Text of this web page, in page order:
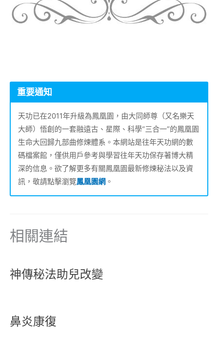
重要通知
天功已在2011年升級為鳳凰園，由大同師尊（又名樂天
大師）悟創的一套融遠古、星際、科學“三合一”的鳳凰園
生命大回歸九部曲修煉體系。本網站是往年天功網的數
碼檔案館，僅供用戶參考與學習往年天功保存著博大精
深的信息。欲了解更多有關鳳凰園最新修煉秘法以及資
訊，敬請點擊瀏覽鳳凰園網 。
相關連結
神傳秘法助兒改變
鼻炎康復